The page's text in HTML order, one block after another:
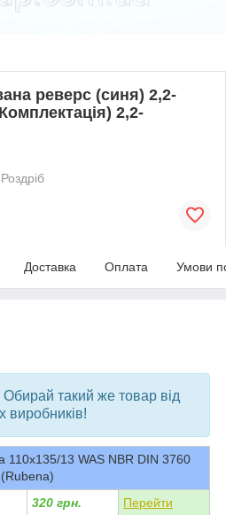
реверс (синя) 2,2-
2,2-
Роздріб
Доставка Оплата Умови
Обирай такий же товар від
виробників!
110x135/13 WAS NBR DIN 3760
(Rubena)
320 грн. Перейти